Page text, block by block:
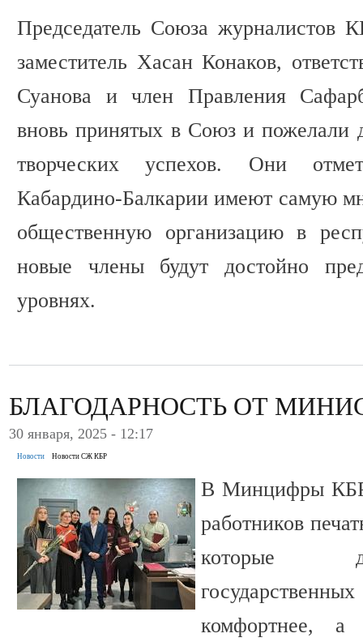
Председатель Союза журналистов
заместитель Хасан Конаков,
Суанова и член Правления
вновь принятых в Союз и пожелали
творческих успехов. Они
Кабардино-Балкарии имеют самую
общественную организацию в
новые члены будут достойно
уровнях.
БЛАГОДАРНОСТЬ ОТ
30 января, 2025 - 12:17
Новости Новости СЖ КБР
В Минцифры КБР
работников
которые
комфортнее, а